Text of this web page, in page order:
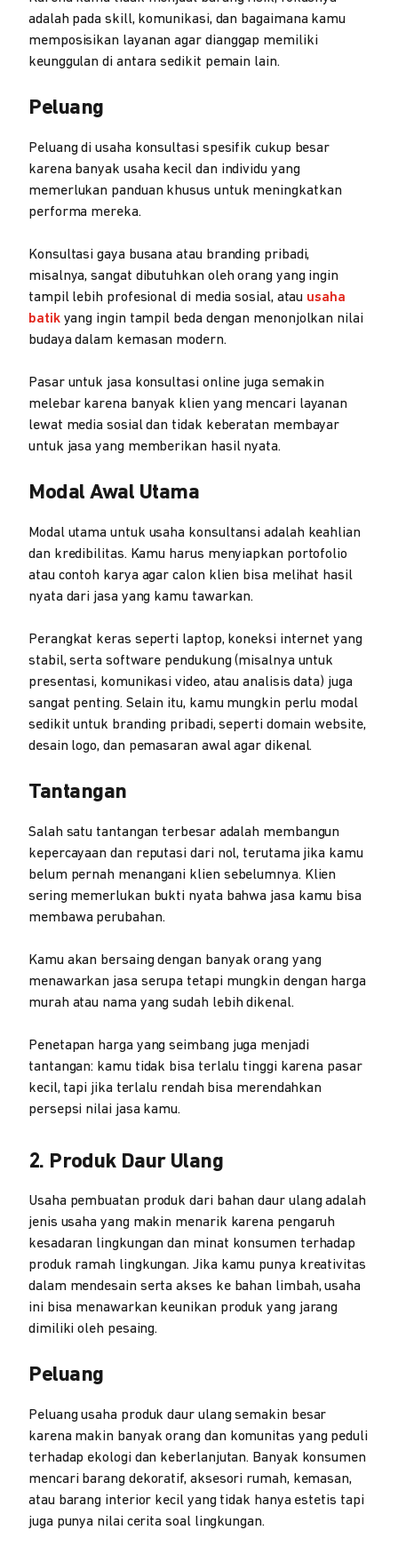
adalah pada skill, komunikasi, dan bagaimana kamu
memposisikan layanan agar dianggap memiliki
keunggulan di antara sedikit pemain lain.
Peluang
Peluang di usaha konsultasi spesifik cukup besar
karena banyak usaha kecil dan individu yang
memerlukan panduan khusus untuk meningkatkan
performa mereka.
Konsultasi gaya busana atau branding pribadi,
misalnya, sangat dibutuhkan oleh orang yang ingin
tampil lebih profesional di media sosial, atau usaha
batikyang ingin tampil beda dengan menonjolkan nilai
budaya dalam kemasan modern.
Pasar untuk jasa konsultasi online juga semakin
melebar karena banyak klien yang mencari layanan
lewat media sosial dan tidak keberatan membayar
untuk jasa yang memberikan hasil nyata.
Modal Awal Utama
Modal utama untuk usaha konsultansi adalah keahlian
dan kredibilitas. Kamu harus menyiapkan portofolio
atau contoh karya agar calon klien bisa melihat hasil
nyata dari jasa yang kamu tawarkan.
Perangkat keras seperti laptop, koneksi internet yang
stabil, serta software pendukung (misalnya untuk
presentasi, komunikasi video, atau analisis data) juga
sangat penting. Selain itu, kamu mungkin perlu modal
sedikit untuk branding pribadi, seperti domain website,
desain logo, dan pemasaran awal agar dikenal.
Tantangan
Salah satu tantangan terbesar adalah membangun
kepercayaan dan reputasi dari nol, terutama jika kamu
belum pernah menangani klien sebelumnya. Klien
sering memerlukan bukti nyata bahwa jasa kamu bisa
membawa perubahan.
Kamu akan bersaing dengan banyak orang yang
menawarkan jasa serupa tetapi mungkin dengan harga
murah atau nama yang sudah lebih dikenal.
Penetapan harga yang seimbang juga menjadi
tantangan: kamu tidak bisa terlalu tinggi karena pasar
kecil, tapi jika terlalu rendah bisa merendahkan
persepsi nilai jasa kamu.
2. Produk Daur Ulang
Usaha pembuatan produk dari bahan daur ulang adalah
jenis usaha yang makin menarik karena pengaruh
kesadaran lingkungan dan minat konsumen terhadap
produk ramah lingkungan. Jika kamu punya kreativitas
dalam mendesain serta akses ke bahan limbah, usaha
ini bisa menawarkan keunikan produk yang jarang
dimiliki oleh pesaing.
Peluang
Peluang usaha produk daur ulang semakin besar
karena makin banyak orang dan komunitas yang peduli
terhadap ekologi dan keberlanjutan. Banyak konsumen
mencari barang dekoratif, aksesori rumah, kemasan,
atau barang interior kecil yang tidak hanya estetis tapi
juga punya nilai cerita soal lingkungan.